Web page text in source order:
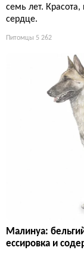
семь лет.
сердце.
Питомцы 5 262
Малинуа:
ессировка и